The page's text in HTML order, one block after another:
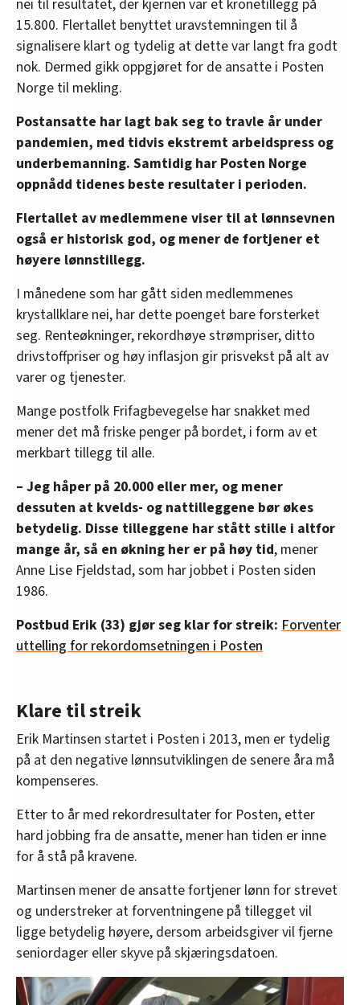
nei til resultatet, der kjernen var et kronetillegg på
15.800. Flertallet benyttet uravstemningen til å
signalisere klart og tydelig at dette var langt fra godt
nok. Dermed gikk oppgjøret for de ansatte i Posten
Norge til mekling.
Postansatte har lagt bak seg to travle år under
pandemien, med tidvis ekstremt arbeidspress og
underbemanning. Samtidig har Posten Norge
oppnådd tidenes beste resultater i perioden.
Flertallet av medlemmene viser til at lønnsevnen
også er historisk god, og mener de fortjener et
høyere lønnstillegg.
I månedene som har gått siden medlemmenes
krystallklare nei, har dette poenget bare forsterket
seg. Renteøkninger, rekordhøye strømpriser, ditto
drivstoffpriser og høy inflasjon gir prisvekst på alt av
varer og tjenester.
Mange postfolk Frifagbevegelse har snakket med
mener det må friske penger på bordet, i form av et
merkbart tillegg til alle.
– Jeg håper på 20.000 eller mer, og mener
dessuten at kvelds- og nattilleggene bør økes
betydelig. Disse tilleggene har stått stille i altfor
mange år, så en økning her er på høy tid, mener
Anne Lise Fjeldstad, som har jobbet i Posten siden
1986.
Postbud Erik (33) gjør seg klar for streik: Forventer
uttelling for rekordomsetningen i Posten
Klare til streik
Erik Martinsen startet i Posten i 2013, men er tydelig
på at den negative lønnsutviklingen de senere åra må
kompenseres.
Etter to år med rekordresultater for Posten, etter
hard jobbing fra de ansatte, mener han tiden er inne
for å stå på kravene.
Martinsen mener de ansatte fortjener lønn for strevet
og understreker at forventningene på tillegget vil
ligge betydelig høyere, dersom arbeidsgiver vil fjerne
seniordager eller skyve på skjæringsdatoen.